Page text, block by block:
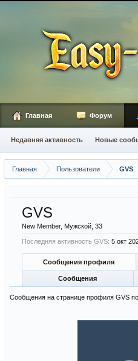
Главная Пользователи GVS
GVS
New Member, Мужской, 33
Последняя активность GVS: 5 окт
Сообщения профиля
Сообщения
Сообщения на странице профиля GVS
Главная Форум
Недавняя активность Новые